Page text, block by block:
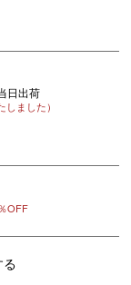
日出荷
しました）
OFF